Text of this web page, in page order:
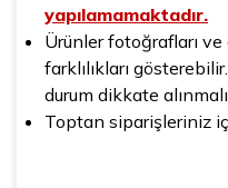
yapılamamaktadır.
Ürünler fotoğrafları
farklılıkları
durum dikkate
Toptan siparişleriniz